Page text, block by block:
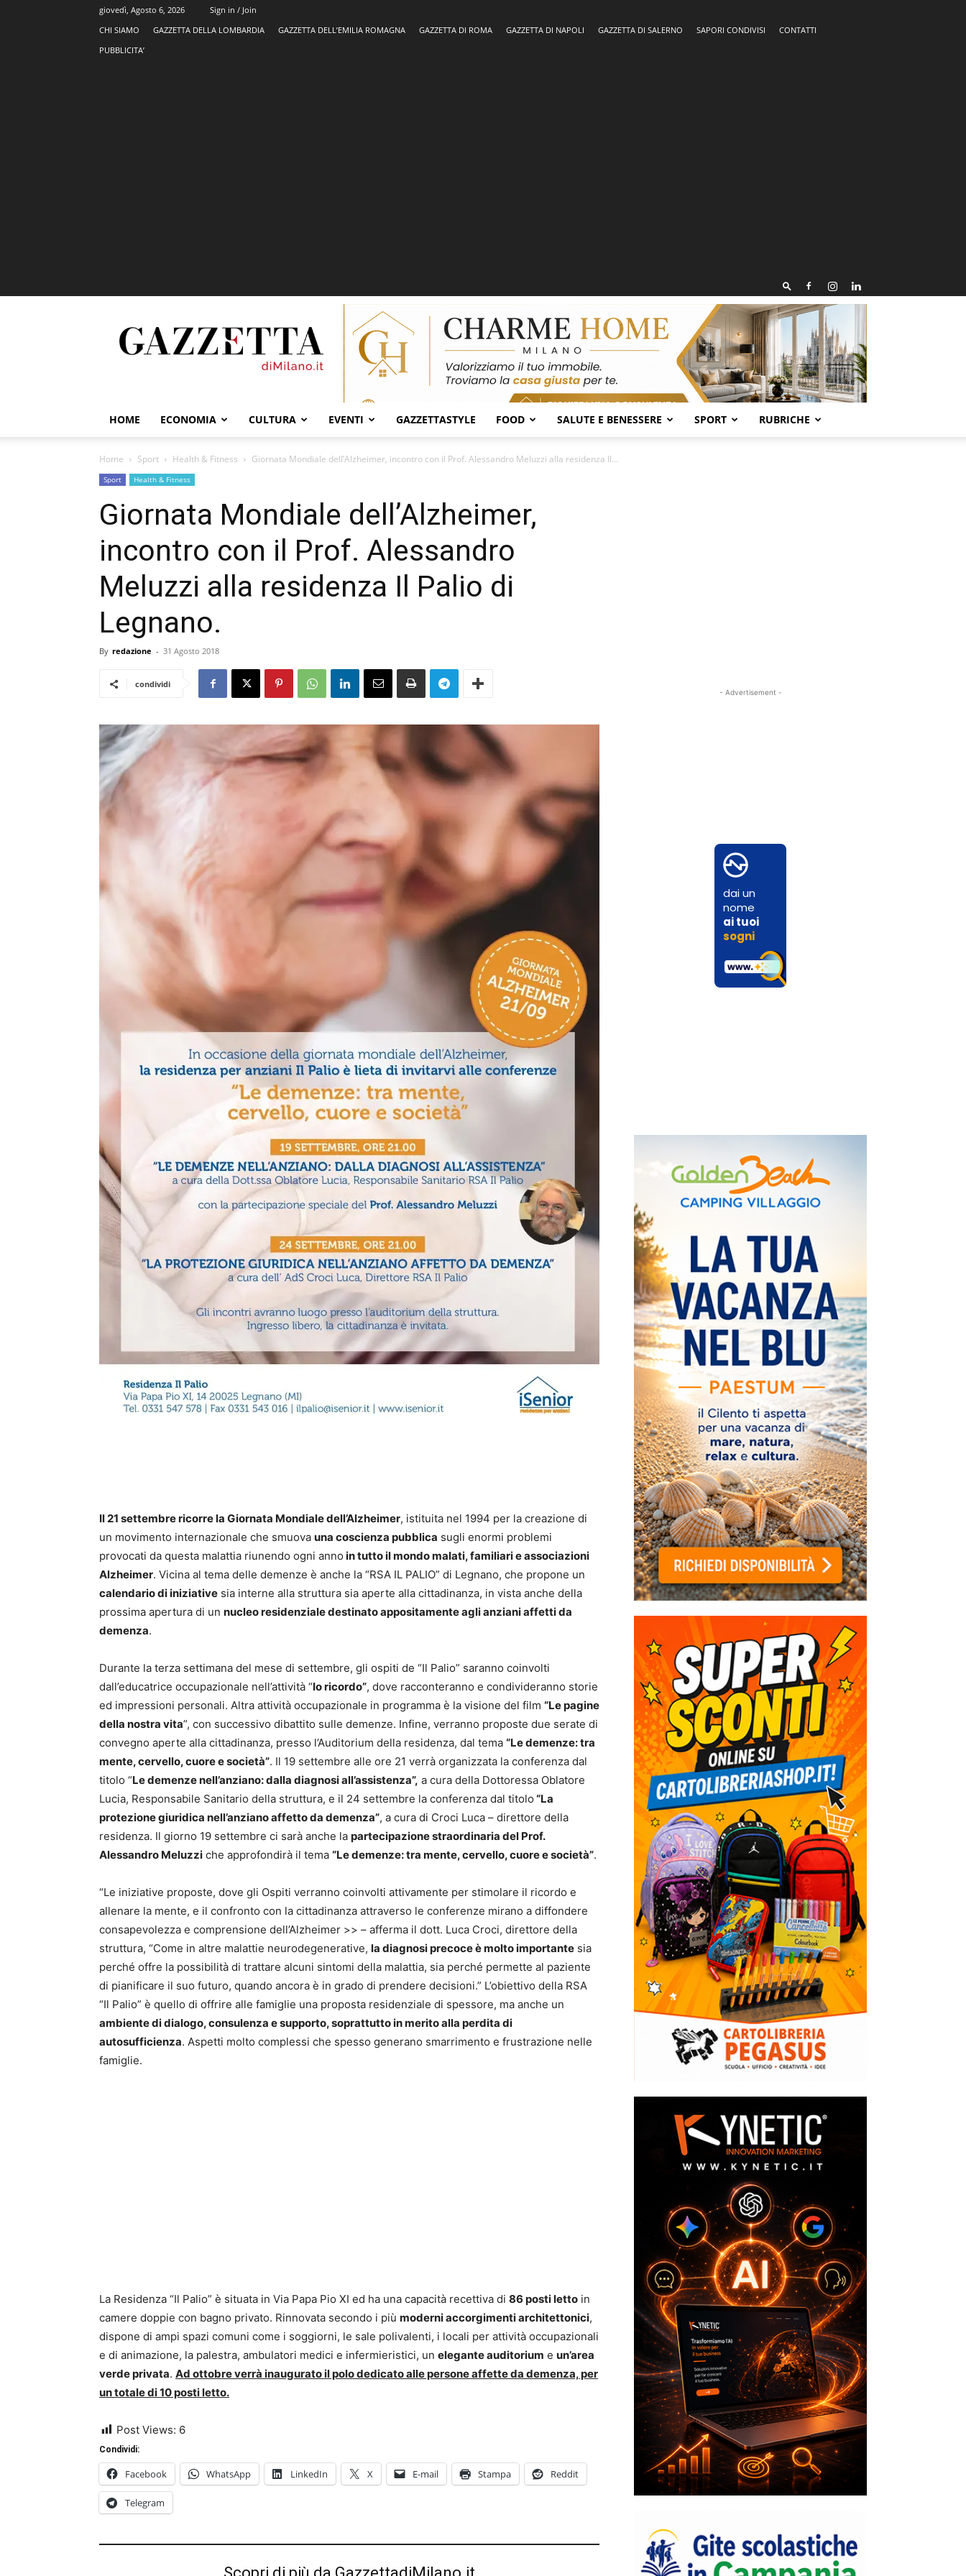
giovedì, Agosto 6, 2026
Sign in / Join
CHI SIAMO
GAZZETTA DELLA LOMBARDIA GAZZETTA DELL’EMILIA ROMAGNA GAZZETTA DI ROMA GAZZETTA DI NAPOLI GAZZETTA DI SALERNO SAPORI CONDIVISI
CONTATTI
PUBBLICITA’
HOME ECONOMIA CULTURA EVENTI GAZZETTASTYLE FOOD SALUTE E BENESSERE SPORT RUBRICHE
Home Sport Health & Fitness Giornata Mondiale dell’Alzheimer, incontro con il Prof. Alessandro Meluzzi alla residenza Il...
Sport Health & Fitness
Giornata Mondiale dell’Alzheimer,
incontro con il Prof. Alessandro
Meluzzi alla residenza Il Palio di
Legnano.
By redazione - 31 Agosto 2018
condividi
Il21 settembre ricorre la Giornata Mondiale dell’Alzheimer, istituita nel 1994 per la creazione di
un movimento internazionale che smuova una coscienza pubblica sugli enormi problemi
provocati da questa malattia riunendo ogni anno in tutto il mondo malati, familiari e associazioni
Alzheimer. Vicina al tema delle demenze è anche la “RSA IL PALIO” di Legnano, che propone un
calendario di iniziative sia interne alla struttura sia aperte alla cittadinanza, in vista anche della
prossima apertura di un nucleo residenziale destinato appositamente agli anziani affetti da
demenza.
Durante la terza settimana del mese di settembre, gli ospiti de “Il Palio” saranno coinvolti
dall’educatrice occupazionale nell’attività “Io ricordo”, dove racconteranno e condivideranno storie
ed impressioni personali. Altra attività occupazionale in programma è la visione del film “Le pagine
della nostra vita”, con successivo dibattito sulle demenze. Infine, verranno proposte due serate di
convegno aperte alla cittadinanza, presso l’Auditorium della residenza, dal tema “Le demenze: tra
mente, cervello, cuore e società”. Il 19 settembre alle ore 21 verrà organizzata la conferenza dal
titolo “Le demenze nell’anziano: dalla diagnosi all’assistenza”, a cura della Dottoressa Oblatore
Lucia, Responsabile Sanitario della struttura, e il 24 settembre la conferenza dal titolo “La
protezione giuridica nell’anziano affetto da demenza”, a cura di Croci Luca – direttore della
residenza. Il giorno 19 settembre ci sarà anche la partecipazione straordinaria del Prof.
Alessandro Meluzzi che approfondirà il tema “Le demenze: tra mente, cervello, cuore e società”.
“Le iniziative proposte, dove gli Ospiti verranno coinvolti attivamente per stimolare il ricordo e
allenare la mente, e il confronto con la cittadinanza attraverso le conferenze mirano a diffondere
consapevolezza e comprensione dell’Alzheimer >> – afferma il dott. Luca Croci, direttore della
struttura, “Come in altre malattie neurodegenerative, la diagnosi precoce è molto importante sia
perché offre la possibilità di trattare alcuni sintomi della malattia, sia perché permette al paziente
di pianificare il suo futuro, quando ancora è in grado di prendere decisioni.” L’obiettivo della RSA
“Il Palio” è quello di offrire alle famiglie una proposta residenziale di spessore, ma anche un
ambiente di dialogo, consulenza e supporto, soprattutto in merito alla perdita di
autosufficienza. Aspetti molto complessi che spesso generano smarrimento e frustrazione nelle
famiglie.
La Residenza “Il Palio” è situata in Via Papa Pio XI ed ha una capacità recettiva di 86 posti letto in
camere doppie con bagno privato. Rinnovata secondo i più moderni accorgimenti architettonici,
dispone di ampi spazi comuni come i soggiorni, le sale polivalenti, i locali per attività occupazionali
e di animazione, la palestra, ambulatori medici e infermieristici, un elegante auditorium e un’area
verde privata. Ad ottobre verrà inaugurato il polo dedicato alle persone affette da demenza, per
un totale di 10 posti letto.
Post Views: 6
Condividi:
Facebook WhatsApp LinkedIn X E-mail Stampa Reddit
Telegram
- Advertisement -